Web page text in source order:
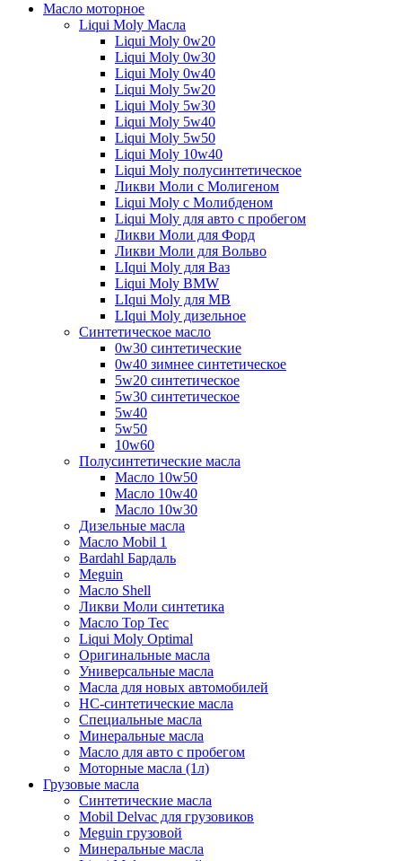
Масло моторное
Liqui Moly Масла
Liqui Moly 0w20
Liqui Moly 0w30
Liqui Moly 0w40
Liqui Moly 5w20
Liqui Moly 5w30
Liqui Moly 5w40
Liqui Moly 5w50
Liqui Moly 10w40
Liqui Moly полусинтетическое
Ликви Моли с Молигеном
Liqui Moly с Молибденом
Liqui Moly для авто с пробегом
Ликви Моли для Форд
Ликви Моли для Вольво
LIqui Moly для Ваз
Liqui Moly BMW
LIqui Moly для MB
LIqui Moly дизельное
Синтетическое масло
0w30 синтетические
0w40 зимнее синтетическое
5w20 синтетическое
5w30 синтетическое
5w40
5w50
10w60
Полусинтетические масла
Масло 10w50
Масло 10w40
Масло 10w30
Дизельные масла
Масло Mobil 1
Bardahl Бардаль
Meguin
Масло Shell
Ликви Моли синтетика
Масло Top Tec
Liqui Moly Optimal
Оригинальные масла
Универсальные масла
Масла для новых автомобилей
HC-синтетические масла
Специальные масла
Минеральные масла
Масло для авто с пробегом
Моторные масла (1л)
Грузовые масла
Синтетические масла
Mobil Delvac для грузовиков
Meguin грузовой
Минеральные масла